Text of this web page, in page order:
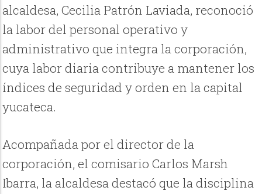
alcaldesa, Cecilia Patrón Laviada, reconoció
la labor del personal operativo y
administrativo que integra la corporación,
cuya labor diaria contribuye a mantener los
índices de seguridad y orden en la capital
yucateca.
Acompañada por el director de la
corporación, el comisario Carlos Marsh
Ibarra, la alcaldesa destacó que la disciplina